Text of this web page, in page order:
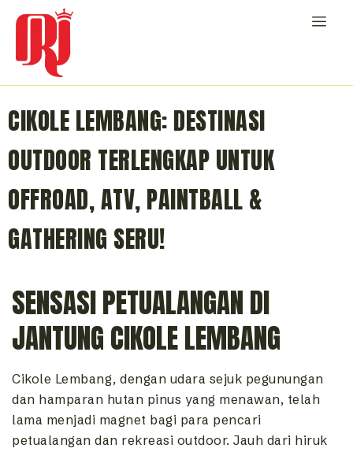
CIKOLE LEMBANG: DESTINASI
OUTDOOR TERLENGKAP UNTUK
OFFROAD, ATV, PAINTBALL &
GATHERING SERU!
SENSASI PETUALANGAN DI
JANTUNG CIKOLE LEMBANG
Cikole Lembang, dengan udara sejuk pegunungan
dan hamparan hutan pinus yang menawan, telah
lama menjadi magnet bagi para pencari
petualangan dan rekreasi outdoor. Jauh dari hiruk